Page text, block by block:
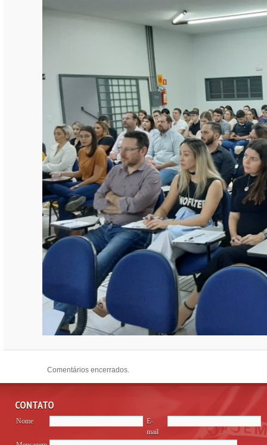
Comentários encerrados.
CONTATO
Nome
E-
mail